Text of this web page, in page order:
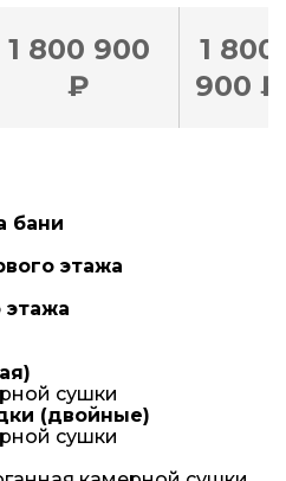
1 800 900
₽
1 800
900 ₽
бани
этажа
этажа
сушки
(двойные)
сушки